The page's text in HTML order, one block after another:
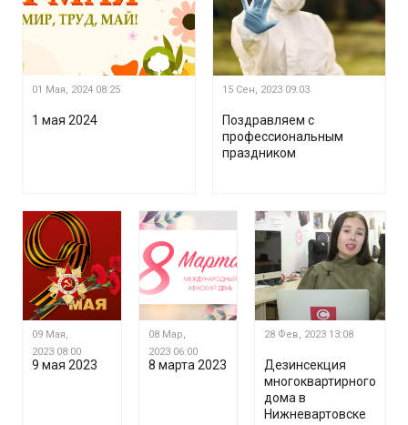
01 Мая, 2024 08:25
1 мая 2024
15 Сен, 2023 09:03
Поздравляем с
профессиональным
праздником
09 Мая,
2023 08:00
9 мая 2023
08 Мар,
2023 06:00
8 марта 2023
28 Фев, 2023 13:08
Дезинсекция
многоквартирного
дома в
Нижневартовске